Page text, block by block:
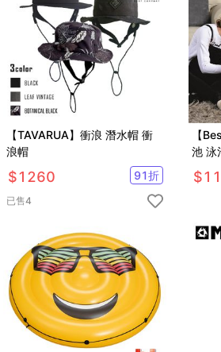
【TAVARUA】衝浪 潛水帽 衝
浪帽
$1260 91折
已售4
【
池 泳
$